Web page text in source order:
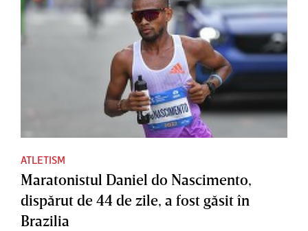
ATLETISM
Maratonistul Daniel do Nascimento,
dispărut de 44 de zile, a fost găsit în
Brazilia